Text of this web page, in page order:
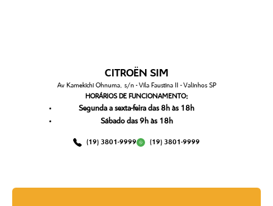
CITROËN SIM
Av Kamekichi Ohnuma, s/n - Vila Faustina II - Valinhos SP
HORÁRIOS DE FUNCIONAMENTO:
Segunda a sexta-feira das 8h às 18h
Sábado das 9h às 18h
(19) 3801-9999 (19) 3801-9999